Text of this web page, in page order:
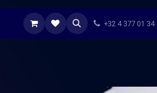
Stikers Besoin d'inspiration
+32 4 377 01 34